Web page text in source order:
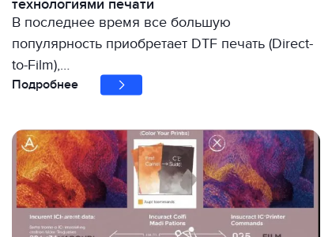
технологиями печати
В последнее время все большую
популярность приобретает DTF печать (Direct-
to-Film),…
Подробнее